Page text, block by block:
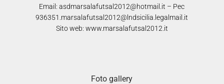
Email: asdmarsalafutsal2012@hotmail.it – Pec
936351.marsalafutsal2012@lndsicilia.legalmail.it
Sito web: www.marsalafutsal2012.it
Foto gallery
Alcuni scatti preparazione stag.2024-2025